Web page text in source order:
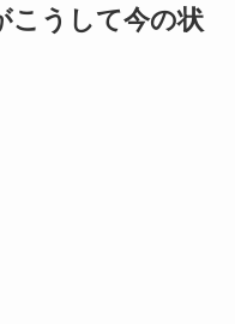
こうして今の状